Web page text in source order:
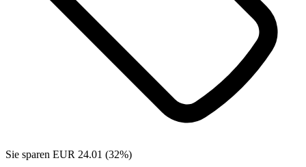
Sie sparen EUR 24.01 (32%)